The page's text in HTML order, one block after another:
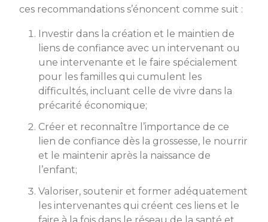
ces recommandations s’énoncent comme suit :
Investir dans la création et le maintien de
liens de confiance avec un intervenant ou
une intervenante et le faire spécialement
pour les familles qui cumulent les
difficultés, incluant celle de vivre dans la
précarité économique;
Créer et reconnaître l’importance de ce
lien de confiance dès la grossesse, le nourrir
et le maintenir après la naissance de
l’enfant;
Valoriser, soutenir et former adéquatement
les intervenantes qui créent ces liens et le